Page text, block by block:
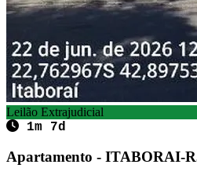
Leilão Extrajudicial
1m 7d
Apartamento - ITABORAI-